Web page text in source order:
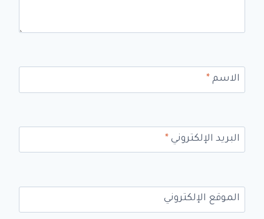
الاسم *
البريد الإلكتروني *
الموقع الإلكتروني